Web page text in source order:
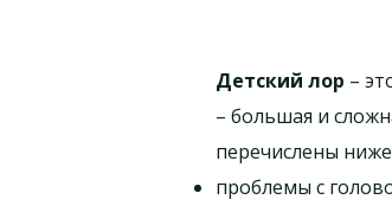
Детский лор –
– большая и
перечислены
проблемы с